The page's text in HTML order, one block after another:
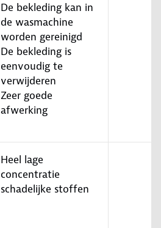
De bekleding kan in
de wasmachine
worden gereinigd
De bekleding is
eenvoudig te
verwijderen
Zeer goede
afwerking
Heel lage
concentratie
schadelijke stoffen